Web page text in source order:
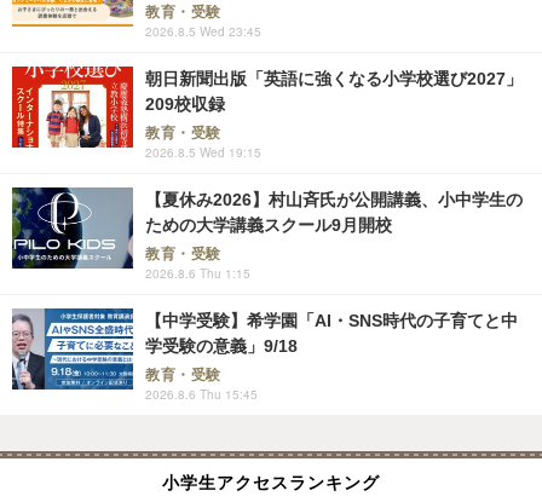
教育・受験
2026.8.5 Wed 23:45
朝日新聞出版「英語に強くなる小学校選び2027」
209校収録
教育・受験
2026.8.5 Wed 19:15
【夏休み2026】村山斉氏が公開講義、小中学生の
ための大学講義スクール9月開校
教育・受験
2026.8.6 Thu 1:15
【中学受験】希学園「AI・SNS時代の子育てと中
学受験の意義」9/18
教育・受験
2026.8.6 Thu 15:45
小学生アクセスランキング